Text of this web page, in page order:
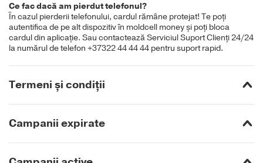
Ce fac dacă am pierdut telefonul?
În cazul pierderii telefonului, cardul rămâne protejat! Te poți
autentifica de pe alt dispozitiv în moldcell money și poți bloca
cardul din aplicație. Sau contactează Serviciul Suport Clienți 24/24
la numărul de telefon +37322 44 44 44 pentru suport rapid.
Termeni și condiții
Campanii expirate